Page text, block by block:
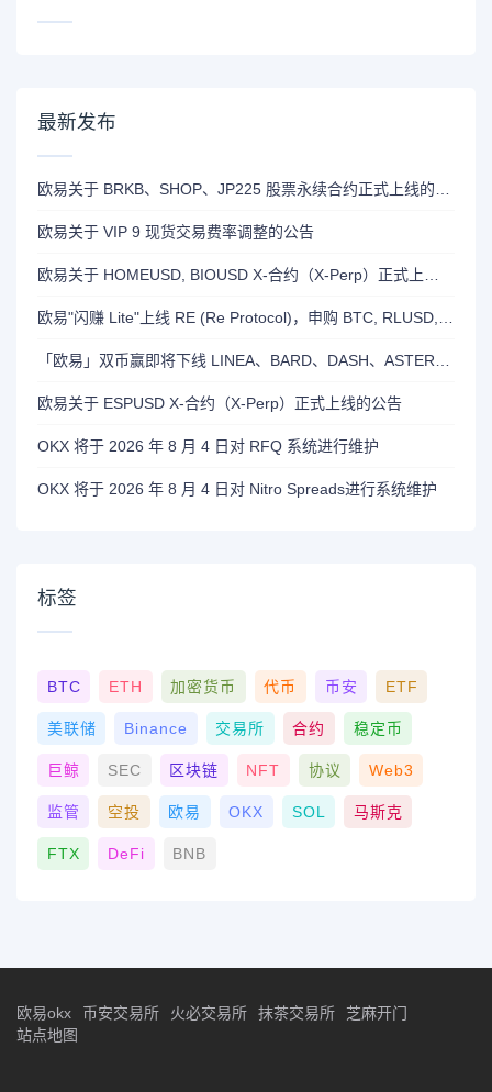
最新发布
欧易关于 VIP 9 现货交易费率调整的公告
欧易关于 ESPUSD X-合约（X-Perp）正式上线的公告
OKX 将于 2026 年 8 月 4 日对 RFQ 系统进行维护
OKX 将于 2026 年 8 月 4 日对 Nitro Spreads进行系统维护
标签
BTC ETH 加密货币 代币 币安 ETF
美联储 Binance 交易所 合约 稳定币
巨鲸 SEC 区块链 NFT 协议 Web3
监管 空投 欧易 OKX SOL 马斯克
FTX DeFi BNB
欧易okx 币安交易所 火必交易所 抹茶交易所
芝麻开门
站点地图